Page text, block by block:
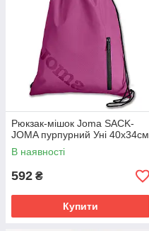
Рюкзак-мішок Joma SACK-
JOMA пурпурний Уні 40х34см
В наявності
592 ₴
Купити